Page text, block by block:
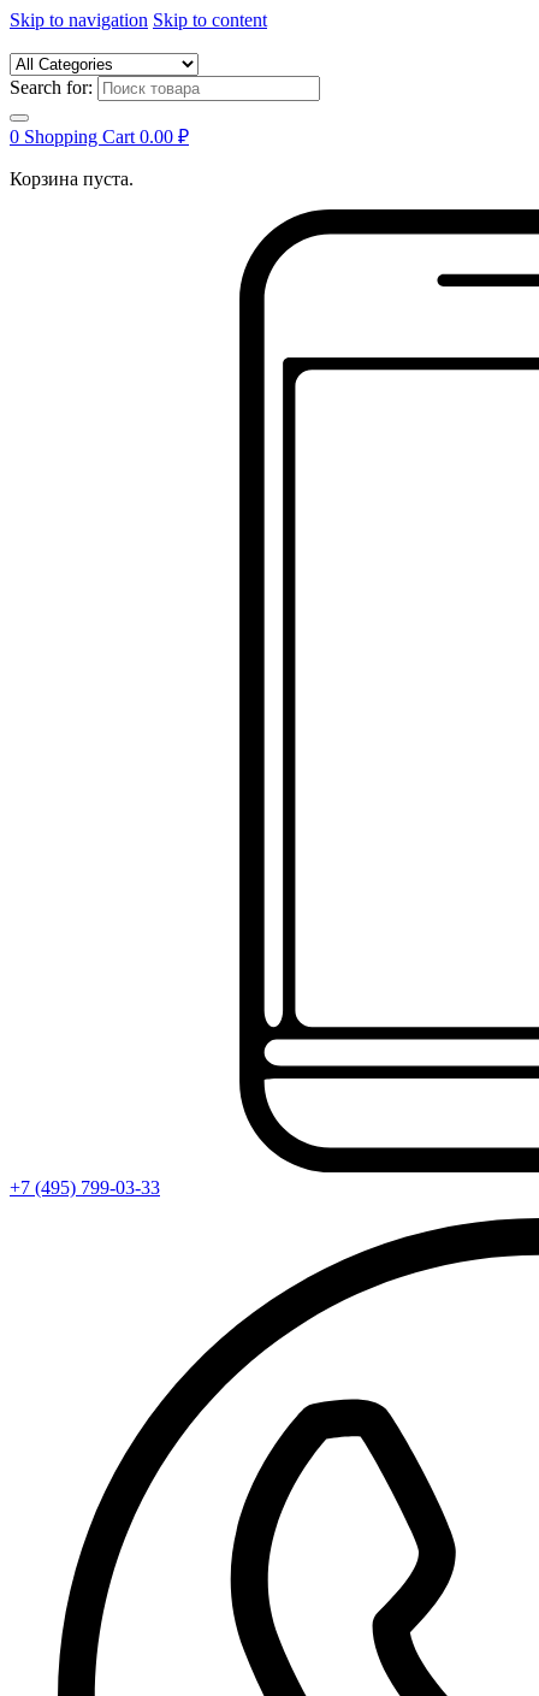
Skip to navigation Skip to content
Search for:
0 Shopping Cart 0.00 ₽
Корзина пуста.
+7 (495) 799-03-33